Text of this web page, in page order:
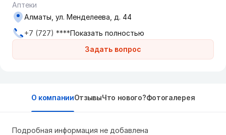
Аптеки
Задать вопрос
Алматы, ул. Менделеева, д. 44
+7 (727) ****Показать полностью
О компанииОтзывыЧто нового?Фотогалерея
Подробная информация не добавлена